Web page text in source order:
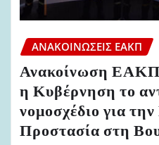
ΑΝΑΚΟΙΝΏΣΕΙΣ ΕΑΚΠ
Ανακοίνωση
η Κυβέρνηση το
νομοσχέδιο για
Προστασία στη